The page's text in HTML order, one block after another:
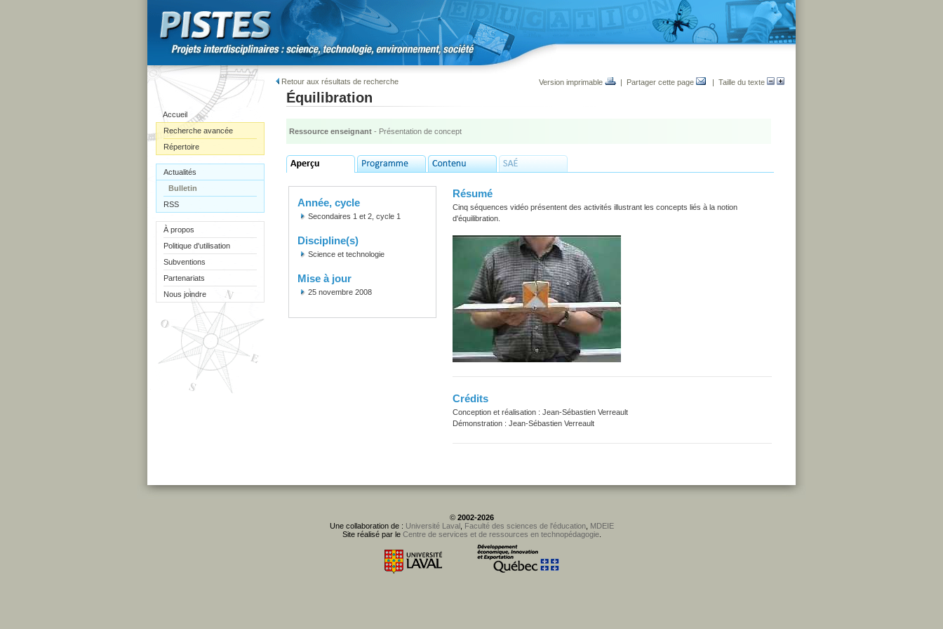
Accueil
Recherche avancée
Répertoire
Actualités
Bulletin
RSS
À propos
Politique d'utilisation
Subventions
Partenariats
Nous joindre
Retour aux résultats de recherche Version imprimable | Partager cette page | Taille du texte
Équilibration
Ressource enseignant - Présentation de concept
Année, cycle
Secondaires 1 et 2, cycle 1
Discipline(s)
Science et technologie
Mise à jour
25 novembre 2008
Résumé
Cinq séquences vidéo présentent des activités illustrant les concepts liés à la notion
d'équilibration.
Crédits
Conception et réalisation : Jean-Sébastien Verreault
Démonstration : Jean-Sébastien Verreault
© 2002-2026
Une collaboration de : Université Laval, Faculté des sciences de l'éducation, MDEIE
Site réalisé par le Centre de services et de ressources en technopédagogie.